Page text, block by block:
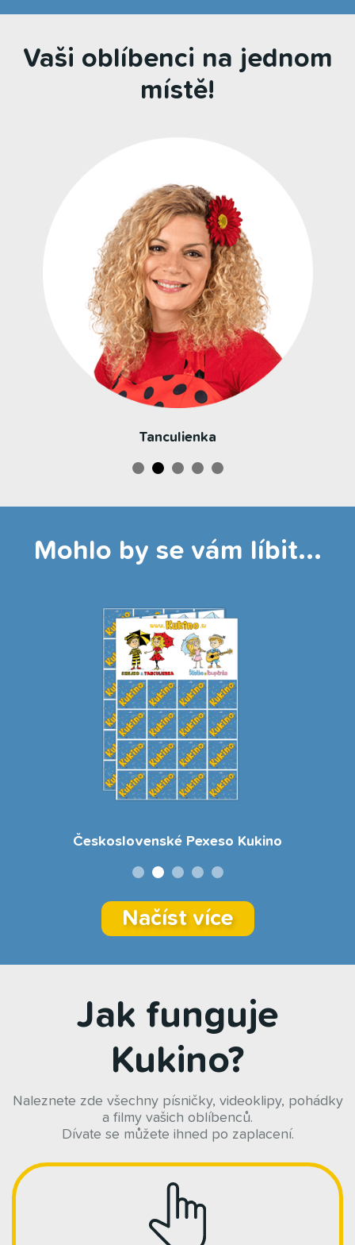
Vaši oblíbenci na jednom
místě!
Tanculienka
Mohlo by se vám líbit...
Československé Pexeso Kukino
Načíst více
Jak funguje
Kukino?
Naleznete zde všechny písničky, videoklipy, pohádky
a filmy vašich oblíbenců.
Dívate se můžete ihned po zaplacení.